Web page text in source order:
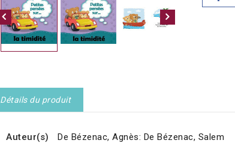
Détails du produit
Auteur(s)
De Bézenac, Agnès: De Bézenac, Salem